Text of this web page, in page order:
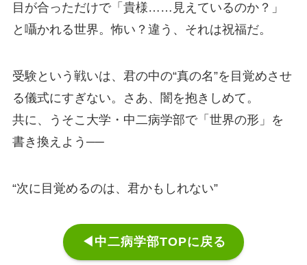
目が合っただけで「貴様……見えているのか？」
と囁かれる世界。怖い？違う、それは祝福だ。
受験という戦いは、君の中の“真の名”を目覚めさせ
る儀式にすぎない。さあ、闇を抱きしめて。
共に、うそこ大学・中二病学部で「世界の形」を
書き換えよう──
“次に目覚めるのは、君かもしれない”
◀中二病学部TOPに戻る